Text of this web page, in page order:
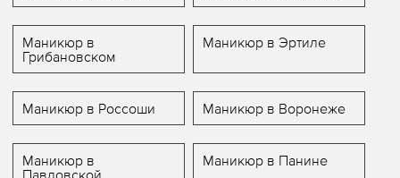
Маникюр в
Грибановском
Маникюр в Эртиле
Маникюр в Россоши Маникюр в Воронеже
Маникюр в
Маникюр в Панине